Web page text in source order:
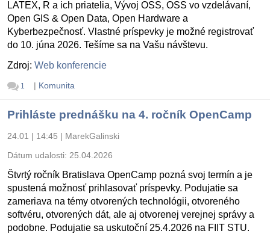
LATEX, R a ich priatelia, Vývoj OSS, OSS vo vzdelávaní,
Open GIS & Open Data, Open Hardware a
Kyberbezpečnosť. Vlastné príspevky je možné registrovať
do 10. júna 2026. Tešíme sa na Vašu návštevu.
Zdroj: Web konferencie
1 | Komunita
Prihláste prednášku na 4. ročník OpenCamp
24.01 | 14:45 | MarekGalinski
Dátum udalosti: 25.04.2026
Štvrtý ročník Bratislava OpenCamp pozná svoj termín a je
spustená možnosť prihlasovať príspevky. Podujatie sa
zameriava na témy otvorených technológii, otvoreného
softvéru, otvorených dát, ale aj otvorenej verejnej správy a
podobne. Podujatie sa uskutoční 25.4.2026 na FIIT STU.